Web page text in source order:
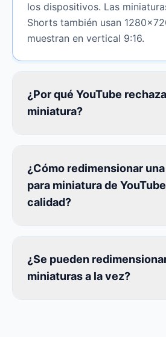
los dispositivos. Las
Shorts también usan
muestran en vertical 9:16.
¿Por qué YouTube
miniatura?
¿Cómo redimensionar
para miniatura de
calidad?
¿Se pueden
miniaturas a la vez?